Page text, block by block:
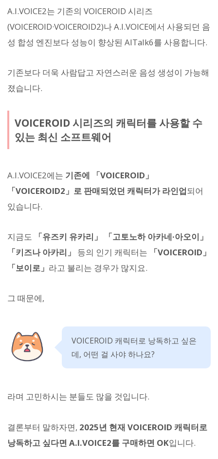
A.I.VOICE2는 기존의 VOICEROID 시리즈
(VOICEROID·VOICEROID2)나 A.I.VOICE에서 사용되던 음
성 합성 엔진보다 성능이 향상된 AITalk6를 사용합니다.
기존보다 더욱 사람답고 자연스러운 음성 생성이 가능해
졌습니다.
VOICEROID 시리즈의 캐릭터를 사용할 수
있는 최신 소프트웨어
A.I.VOICE2에는 기존에 「VOICEROID」
「VOICEROID2」로 판매되었던 캐릭터가 라인업되어
있습니다.
지금도
「유즈키 유카리」 「고토노하 아카네·아오이」
「키즈나 아카리」
등의 인기 캐릭터는
「VOICEROID」
「보이로」 라고 불리는 경우가 많지요.
그 때문에,
VOICEROID 캐릭터로 낭독하고 싶은
데, 어떤 걸 사야 하나요?
라며 고민하시는 분들도 많을 것입니다.
결론부터 말하자면, 2025년 현재 VOICEROID 캐릭터로
낭독하고 싶다면 A.I.VOICE2를 구매하면 OK입니다.